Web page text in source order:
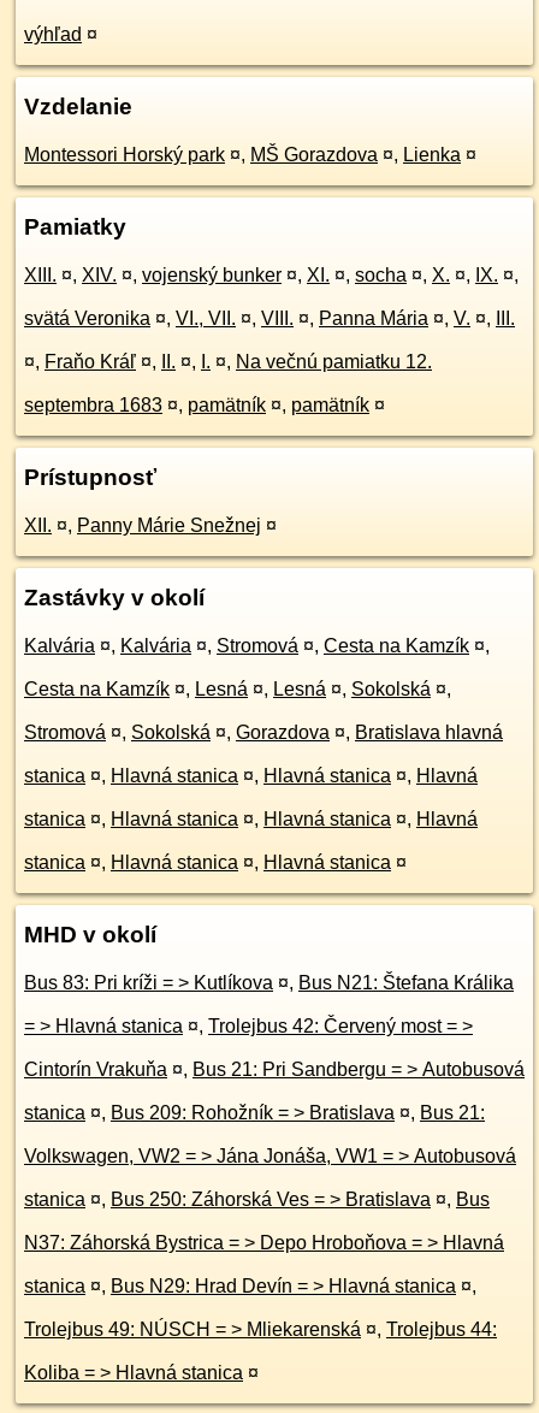
výhľad ¤
Vzdelanie
Montessori Horský park ¤, MŠ Gorazdova ¤, Lienka ¤
Pamiatky
XIII. ¤, XIV. ¤, vojenský bunker ¤, XI. ¤, socha ¤, X. ¤, IX. ¤,
svätá Veronika ¤, VI., VII. ¤, VIII. ¤, Panna Mária ¤, V. ¤, III.
¤, Fraňo Kráľ ¤, II. ¤, I. ¤, Na večnú pamiatku 12.
septembra 1683 ¤, pamätník ¤, pamätník ¤
Prístupnosť
XII. ¤, Panny Márie Snežnej ¤
Zastávky v okolí
Kalvária ¤, Kalvária ¤, Stromová ¤, Cesta na Kamzík ¤,
Cesta na Kamzík ¤, Lesná ¤, Lesná ¤, Sokolská ¤,
Stromová ¤, Sokolská ¤, Gorazdova ¤, Bratislava hlavná
stanica ¤, Hlavná stanica ¤, Hlavná stanica ¤, Hlavná
stanica ¤, Hlavná stanica ¤, Hlavná stanica ¤, Hlavná
stanica ¤, Hlavná stanica ¤, Hlavná stanica ¤
MHD v okolí
Bus 83: Pri kríži = > Kutlíkova ¤, Bus N21: Štefana Králika
= > Hlavná stanica ¤, Trolejbus 42: Červený most = >
Cintorín Vrakuňa ¤, Bus 21: Pri Sandbergu = > Autobusová
stanica ¤, Bus 209: Rohožník = > Bratislava ¤, Bus 21:
Volkswagen, VW2 = > Jána Jonáša, VW1 = > Autobusová
stanica ¤, Bus 250: Záhorská Ves = > Bratislava ¤, Bus
N37: Záhorská Bystrica = > Depo Hroboňova = > Hlavná
stanica ¤, Bus N29: Hrad Devín = > Hlavná stanica ¤,
Trolejbus 49: NÚSCH = > Mliekarenská ¤, Trolejbus 44:
Koliba = > Hlavná stanica ¤